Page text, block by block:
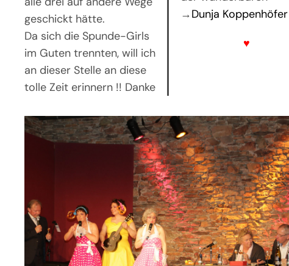
geschickt hätte.
Da sich die Spunde-Girls
im Guten trennten, will ich
an dieser Stelle an diese
tolle Zeit erinnern !! Danke
→Dunja Koppenhöfer
♥